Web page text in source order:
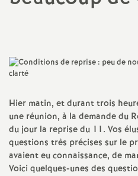
Hier matin, et durant trois
une réunion, à la demande du
du jour la reprise du 11. Vos
questions très précises sur le
avaient eu connaissance, de
Voici quelques-unes des